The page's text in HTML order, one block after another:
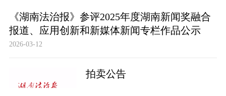
《湖南法治报》参评2025年度湖南新闻奖融合
报道、应用创新和新媒体新闻专栏作品公示
2026-03-12
拍卖公告